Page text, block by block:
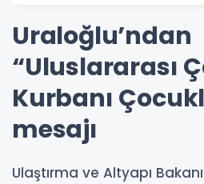
Uraloğlu’ndan
“Uluslararası
Kurbanı
mesajı
Ulaştırma ve Altyapı